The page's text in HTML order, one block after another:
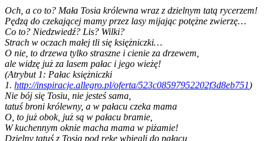
Och, a co to? Mała Tosia królewna wraz z dzielnym tatą rycerzem!
Pędzą do czekającej mamy przez lasy mijając potężne zwierzę…
Co to? Niedzwiedź? Lis? Wilki?
Strach w oczach małej tli się księżniczki…
O nie, to drzewa tylko straszne i cienie za drzewem,
ale widzę już za lasem pałac i jego wieżę!
(Atrybut 1: Pałac księżniczki
1. http://inspiracje.allegro.pl/oferta/523c08597952202f3d8eb751)
Nie bój się Tosiu, nie jesteś sama,
tatuś broni królewny, a w pałacu czeka mama
O, to już obok, już są w pałacu bramie,
W kuchennym oknie macha mama w piżamie!
Dzielny tatuś z Tosią pod rękę wbiegli do pałacu